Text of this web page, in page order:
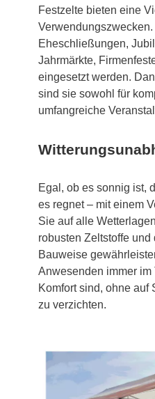
Festzelte bieten eine
Eheschließungen,
Jahrmärkte,
eingesetzt werden.
sind sie sowohl für
umfangreiche
Egal, ob es sonnig ist,
es regnet – mit einem
Sie auf alle
robusten Zeltstoffe
Bauweise
Anwesenden immer im
Komfort sind, ohne auf
zu verzichten.